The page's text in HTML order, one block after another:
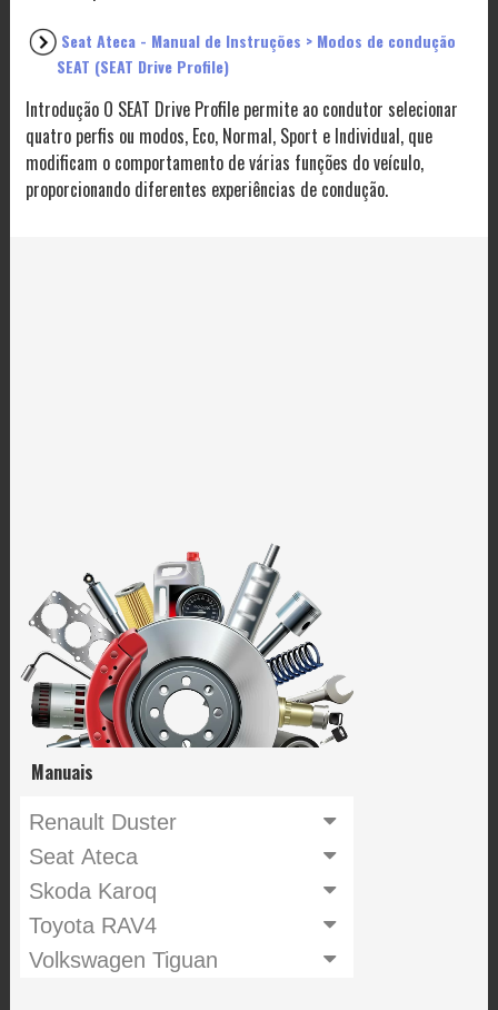
Seat Ateca - Manual de Instruções > Modos de condução
SEAT (SEAT Drive Profile)
Introdução O SEAT Drive Profile permite ao condutor selecionar
quatro perfis ou modos, Eco, Normal, Sport e Individual, que
modificam o comportamento de várias funções do veículo,
proporcionando diferentes experiências de condução.
Manuais
Renault Duster
Seat Ateca
Skoda Karoq
Toyota RAV4
Volkswagen Tiguan